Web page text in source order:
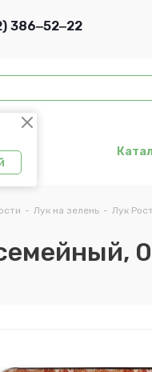
386‒52‒22
- Лук на зелень - Лук